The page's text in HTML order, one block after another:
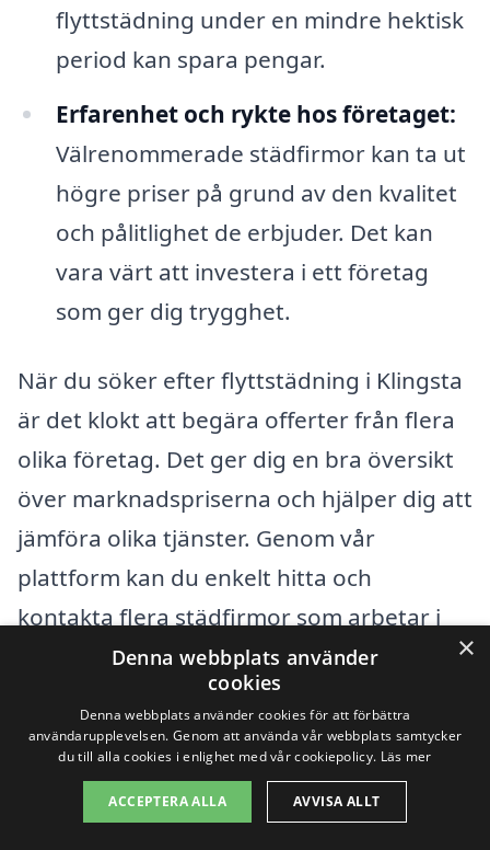
flyttstädning under en mindre hektisk
period kan spara pengar.
Erfarenhet och rykte hos företaget:
Välrenommerade städfirmor kan ta ut
högre priser på grund av den kvalitet
och pålitlighet de erbjuder. Det kan
vara värt att investera i ett företag
som ger dig trygghet.
När du söker efter flyttstädning i Klingsta
är det klokt att begära offerter från flera
olika företag. Det ger dig en bra översikt
över marknadspriserna och hjälper dig att
jämföra olika tjänster. Genom vår
plattform kan du enkelt hitta och
kontakta flera städfirmor som arbetar i
ditt område, vilket gör processen mycket
Kom ihåg att alltid fråga om eventuella
dolda avgifter och specifika tjänster som
×
Denna webbplats använder
cookies
Denna webbplats använder cookies för att förbättra
användarupplevelsen. Genom att använda vår webbplats samtycker
du till alla cookies i enlighet med vår cookiepolicy. Läs mer
ACCEPTERA ALLA AVVISA ALLT